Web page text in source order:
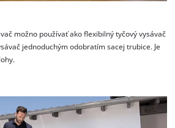
možno používať ako flexibilný tyčový vysávač
jednoduchým odobratím sacej trubice. Je